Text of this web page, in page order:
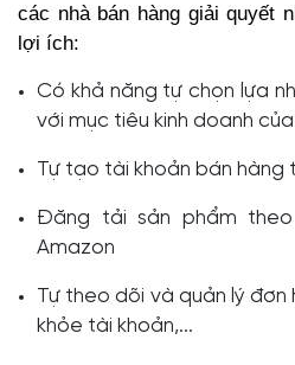
các nhà bán hàng giải quyết
lợi ích:
Có khả năng tự chọn lựa
với mục tiêu kinh doanh của
Tự tạo tài khoản bán hàng
Đăng tải sản phẩm
Amazon
Tự theo dõi và quản lý đơn
khỏe tài khoản,...